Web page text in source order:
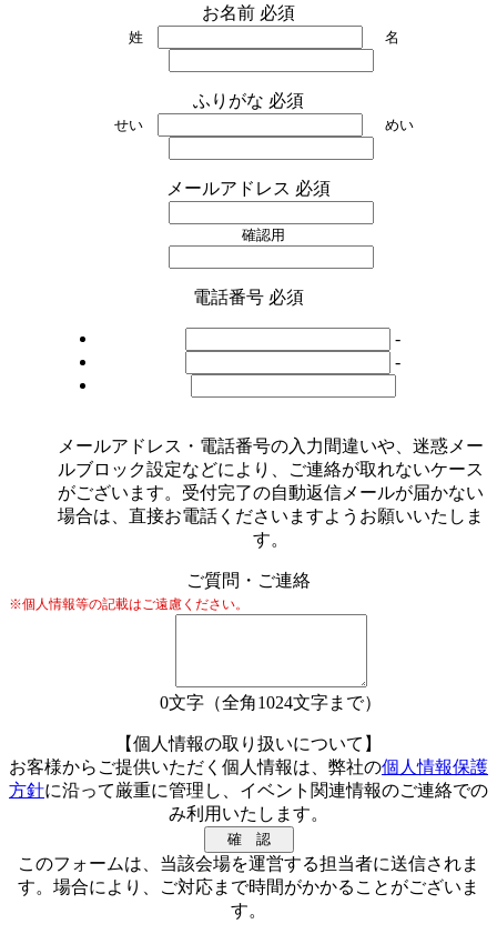
お名前 必須
姓 名
ふりがな 必須
せい めい
メールアドレス 必須
確認用
電話番号 必須
-
-
メールアドレス・電話番号の入力間違いや、迷惑メー
ルブロック設定などにより、ご連絡が取れないケース
がございます。受付完了の自動返信メールが届かない
場合は、直接お電話くださいますようお願いいたしま
す。
ご質問・ご連絡
※個人情報等の記載はご遠慮ください。
0文字（全角1024文字まで）
【個人情報の取り扱いについて】
お客様からご提供いただく個人情報は、弊社の個人情報保護
方針に沿って厳重に管理し、イベント関連情報のご連絡での
み利用いたします。
このフォームは、当該会場を運営する担当者に送信されま
す。場合により、ご対応まで時間がかかることがございま
す。